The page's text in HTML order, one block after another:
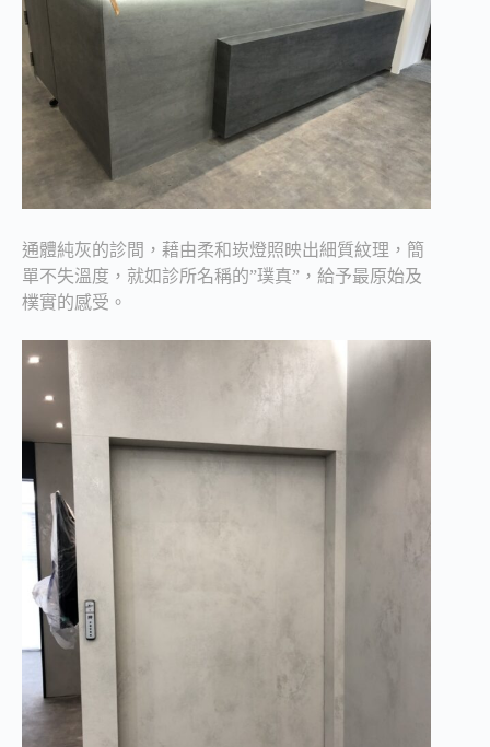
通體純灰的診間，藉由柔和崁燈照映出細質紋理，簡
單不失溫度，就如診所名稱的”璞真”，給予最原始及
樸實的感受。